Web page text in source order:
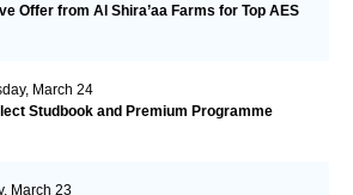
Offer from Al Shira’aa Farms for Top AES
March 24
Studbook and Premium Programme
March 23